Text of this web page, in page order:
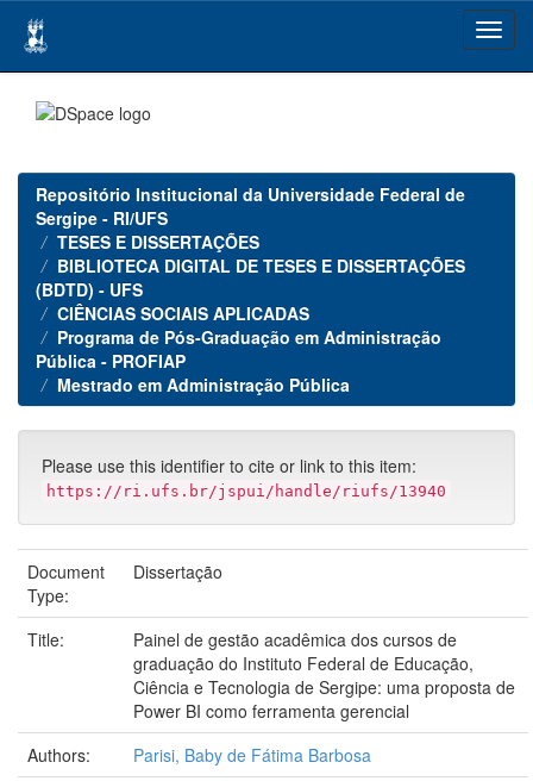
navigation
Repositório Institucional da Universidade Federal de
Sergipe - RI/UFS
TESES E DISSERTAÇÕES
BIBLIOTECA DIGITAL DE TESES E DISSERTAÇÕES
(BDTD) - UFS
CIÊNCIAS SOCIAIS APLICADAS
Programa de Pós-Graduação em Administração
Pública - PROFIAP
Mestrado em Administração Pública
Please use this identifier to cite or link to this item:
https://ri.ufs.br/jspui/handle/riufs/13940
Document
Type:
Dissertação
Title:
Painel de gestão acadêmica dos cursos de
graduação do Instituto Federal de Educação,
Ciência e Tecnologia de Sergipe: uma proposta de
Power BI como ferramenta gerencial
Authors:
Parisi, Baby de Fátima Barbosa